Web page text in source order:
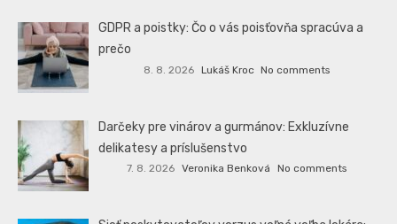
GDPR a poistky: Čo o vás poisťovňa spracúva a
prečo
8. 8. 2026 Lukáš Kroc No comments
Darčeky pre vinárov a gurmánov: Exkluzívne
delikatesy a príslušenstvo
7. 8. 2026 Veronika Benková No comments